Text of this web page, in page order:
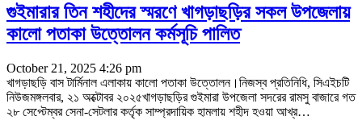
গুইমারার তিন শহীদের স্মরণে খাগড়াছড়ির সকল উপজেলায়
কালো পতাকা উত্তোলন কর্মসূচি পালিত
October 21, 2025 4:26 pm
খাগড়াছড়ি বাস টার্মিনাল এলাকায় কালো পতাকা উত্তোলন।নিজস্ব প্রতিনিধি, সিএইচটি
নিউজমঙ্গলবার, ২১ অক্টোবর ২০২৫খাগড়াছড়ির গুইমারা উপজেলা সদরের রামসু বাজারে গত
২৮ সেপ্টেম্বর সেনা-সেটলার কর্তৃক সাম্প্রদায়িক হামলায় শহীদ হওয়া আখ্র…